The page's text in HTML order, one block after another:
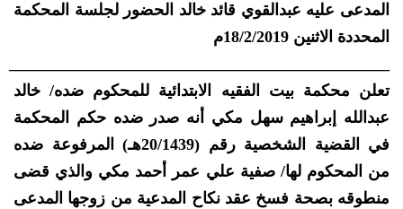
المدعى عليه عبدالقوي قائد خالد الحضور لجلسة المحكمة
المحددة الاثنين 18/2/2019م
تعلن محكمة بيت الفقيه الابتدائية للمحكوم ضده/ خالد
عبدالله إبراهيم سهل مكي أنه صدر ضده حكم المحكمة
في القضية الشخصية رقم (20/1439هـ) المرفوعة ضده
من المحكوم لها/ صفية علي عمر أحمد مكي والذي قضى
منطوقه بصحة فسخ عقد نكاح المدعية من زوجها المدعى